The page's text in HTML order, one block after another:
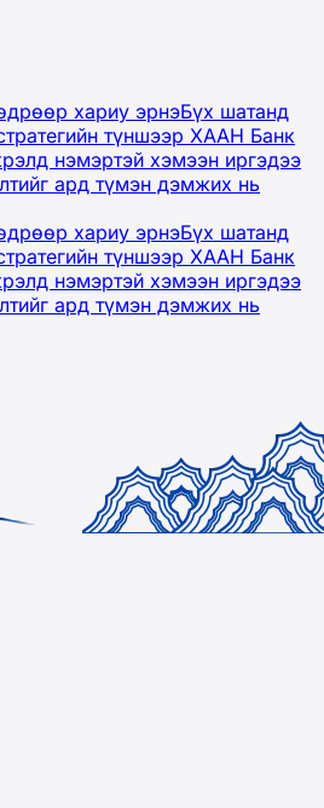
хариу эрнэБүх шатанд
түншээр ХААН Банк
нэмэртэй хэмээн иргэдээ
ард түмэн дэмжих нь
хариу эрнэБүх шатанд
түншээр ХААН Банк
нэмэртэй хэмээн иргэдээ
ард түмэн дэмжих нь